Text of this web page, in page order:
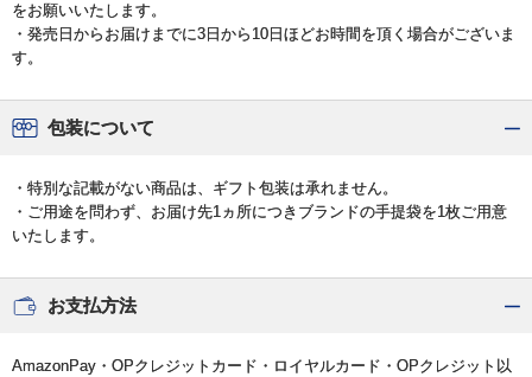
をお願いいたします。
・発売日からお届けまでに3日から10日ほどお時間を頂く場合がございま
す。
包装について
・特別な記載がない商品は、ギフト包装は承れません。
・ご用途を問わず、お届け先1ヵ所につきブランドの手提袋を1枚ご用意
いたします。
お支払方法
AmazonPay・OPクレジットカード・ロイヤルカード・OPクレジット以